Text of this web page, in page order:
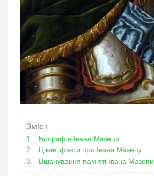
Зміст
Біографія Івана Мазепи
Цікаві факти про Івана Мазепу
Вшанування пам’яті Івана Мазепи